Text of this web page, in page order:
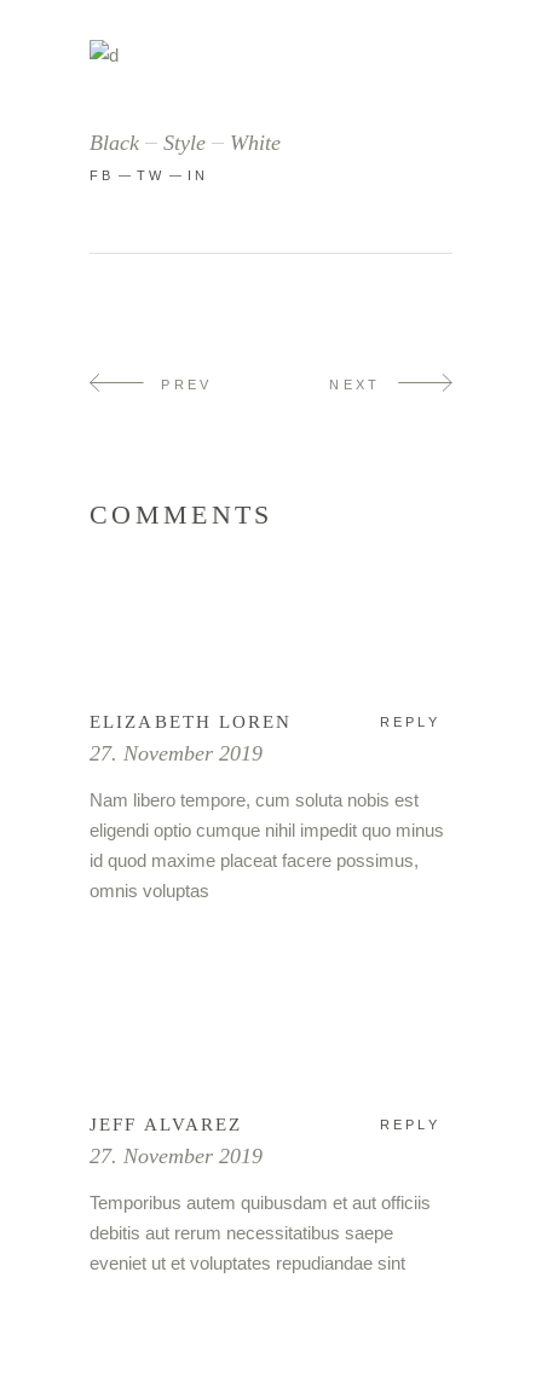
Black Style White
FB TW IN
PREV NEXT
COMMENTS
ELIZABETH LOREN REPLY
27. November 2019
Nam libero tempore, cum soluta nobis est
eligendi optio cumque nihil impedit quo minus
id quod maxime placeat facere possimus,
omnis voluptas
JEFF ALVAREZ REPLY
27. November 2019
Temporibus autem quibusdam et aut officiis
debitis aut rerum necessitatibus saepe
eveniet ut et voluptates repudiandae sint